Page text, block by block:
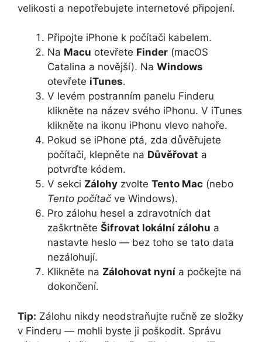
velikosti a nepotřebujete internetové připojení.
Připojte iPhone k počítači kabelem.
Na Macu otevřete Finder (macOS
Catalina a novější). Na Windows
otevřete iTunes.
V levém postranním panelu Finderu
klikněte na název svého iPhonu. V iTunes
klikněte na ikonu iPhonu vlevo nahoře.
Pokud se iPhone ptá, zda důvěřujete
počítači, klepněte na Důvěřovat a
potvrďte kódem.
V sekci Zálohy zvolte Tento Mac (nebo
Tento počítač ve Windows).
Pro zálohu hesel a zdravotních dat
zaškrtněte Šifrovat lokální zálohu a
nastavte heslo — bez toho se tato data
nezálohují.
Klikněte na Zálohovat nyní a počkejte na
dokončení.
Tip: Zálohu nikdy neodstraňujte ručně ze složky
v Finderu — mohli byste ji poškodit. Správu